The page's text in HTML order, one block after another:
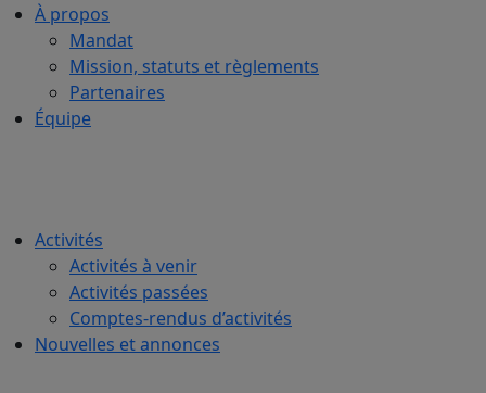
À propos
Mandat
Mission, statuts et règlements
Partenaires
Équipe
Activités
Activités à venir
Activités passées
Comptes-rendus d’activités
Nouvelles et annonces